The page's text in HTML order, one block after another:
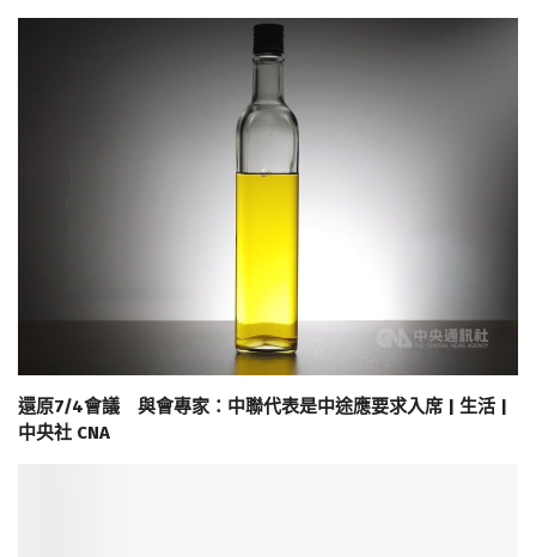
還原7/4會議 與會專家：中聯代表是中途應要求入席 | 生活 |
中央社 CNA